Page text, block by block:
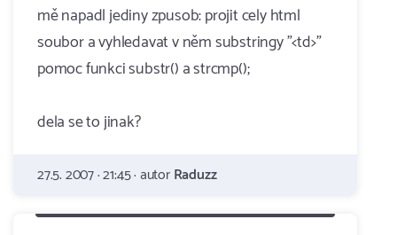
mě napadl jediny zpusob: projit cely html
soubor a vyhledavat v něm substringy "<td>"
pomoc funkci substr() a strcmp();
dela se to jinak?
27.5. 2007 · 21:45 · autorRaduzz